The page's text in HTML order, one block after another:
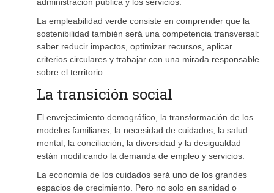
La empleabilidad verde consiste en comprender que la
sostenibilidad también será una competencia transversal:
saber reducir impactos, optimizar recursos, aplicar
criterios circulares y trabajar con una mirada responsable
sobre el territorio.
La transición social
El envejecimiento demográfico, la transformación de los
modelos familiares, la necesidad de cuidados, la salud
mental, la conciliación, la diversidad y la desigualdad
están modificando la demanda de empleo y servicios.
La economía de los cuidados será uno de los grandes
espacios de crecimiento. Pero no solo en sanidad o